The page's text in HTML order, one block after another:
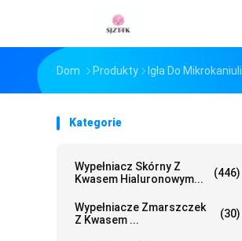
Dom Produkty Igła Do Mikrokaniuli
Kategorie
Wypełniacz Skórny Z
Kwasem Hialuronowym...
(446)
Wypełniacze Zmarszczek
Z Kwasem ...
(30)